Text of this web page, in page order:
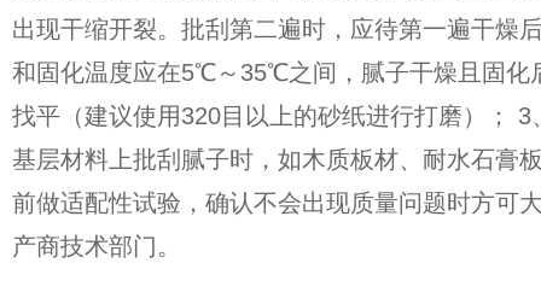
出现干缩开裂。批刮第二遍时，应待第一遍干燥
和固化温度应在5℃～35℃之间，腻子干燥且固化
找平（建议使用320目以上的砂纸进行打磨）； 3
基层材料上批刮腻子时，如木质板材、耐水石膏
前做适配性试验，确认不会出现质量问题时方可
产商技术部门。